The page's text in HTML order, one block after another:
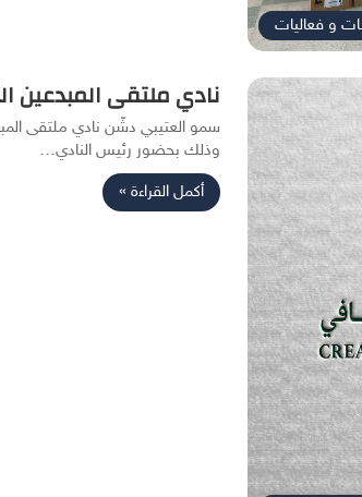
و فعاليات
نادي ملتقى المبدعين
وذلك بحضور رئيس النادي…
أكمل القراءة »